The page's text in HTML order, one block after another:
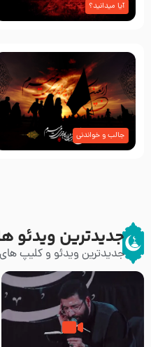
آیا میدانید؟
جالب و خواندنی
جدیدترین ویدئو
جدیدترین ویدئو و کلیپ